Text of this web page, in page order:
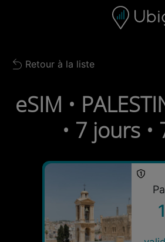
Barre de navigation
Back to list
Retour à la liste
eSIM •
• 7 jours •